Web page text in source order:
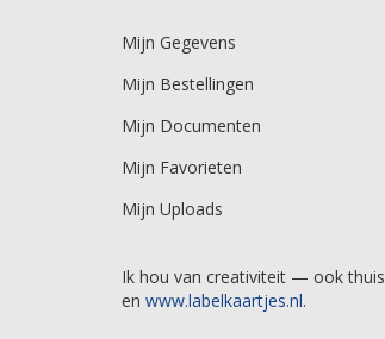
Mijn Gegevens
Mijn Bestellingen
Mijn Documenten
Mijn Favorieten
Mijn Uploads
Ik hou van creativiteit — ook
en www.labelkaartjes.nl.